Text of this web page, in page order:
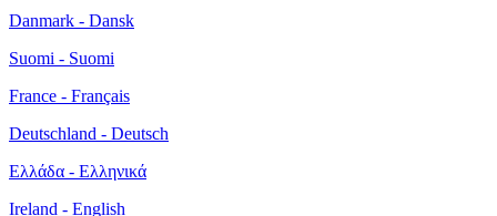
Danmark - Dansk
Suomi - Suomi
France - Français
Deutschland - Deutsch
Ελλάδα - Ελληνικά
Ireland - English